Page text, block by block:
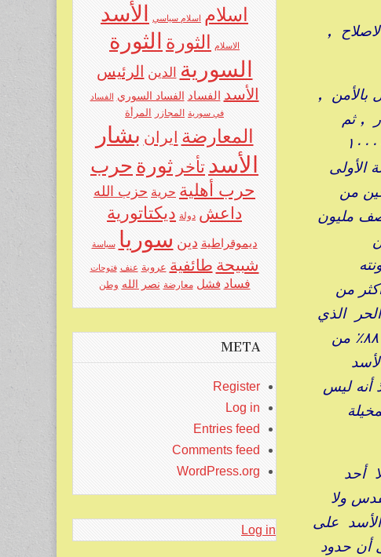
,
بالأمن ,
, ثم
الأولى
من
مليون
من
, والجيش الحر الذي
يجتل قرابة ٢٠٪ من الأرض السورية , وفي هذه الظروف أجرى الأسد انتخابات نال بها أكثر من ٨٨٪ من
أنه ليس
أحد
ولا
على
أن حدود
اسلام اسلام سياسي الأسد
الاسلام الثورة الثورة
السورية
الدين
الرئيس
الأسد
الفساد الفساد السوري الفساد
في سورية
المجازر المرأة
المعارضة ايران بشار
الأسد تأخر ثورة حرب
حرب أهلية حرية حزب الله
داعش دولة ديكتاتورية
ديموقراطية دين سوريا سياسة
شبيحة طائفية عروبة عنف فتوحات
فساد فشل معارضة نصر الله وطن
META
Register
Log in
Entries feed
Comments feed
WordPress.org
Log in